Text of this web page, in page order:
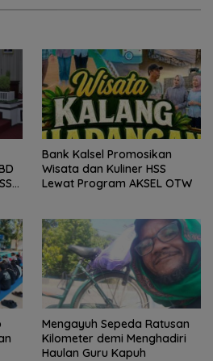
Bank Kalsel Promosikan
Wisata dan Kuliner HSS
Lewat Program AKSEL OTW
Mengayuh Sepeda Ratusan
Kilometer demi Menghadiri
Haulan Guru Kapuh